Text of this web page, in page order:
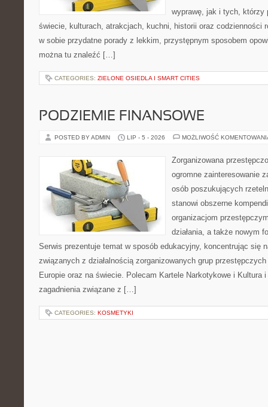
wyprawę, jak i tych, którzy
świecie, kulturach, atrakcjach, kuchni, historii oraz codzienności
w sobie przydatne porady z lekkim, przystępnym sposobem
można tu znaleźć […]
CATEGORIES: ZIELONE OSIEDLA I SMART CITIES
PODZIEMIE FINANSOWE
POSTED BY ADMIN LIP - 5 - 2026 MOŻLIWOŚĆ
Zorganizowana
ogromne zainteresowanie
osób poszukujących
stanowi obszerne
organizacjom
działania, a także nowym
Serwis prezentuje temat w sposób edukacyjny, koncentrując się
związanych z działalnością zorganizowanych grup
Europie oraz na świecie. Polecam Kartele Narkotykowe i Kultura
zagadnienia związane z […]
CATEGORIES: KOSMETYKI